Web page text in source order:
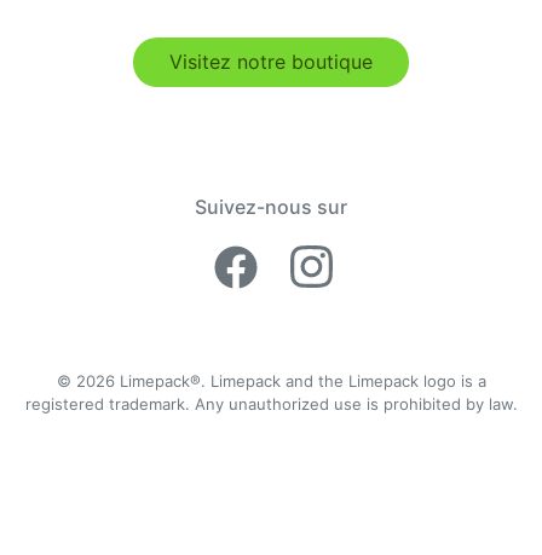
Visitez notre boutique
Suivez-nous sur
Facebook
Instagram
© 2026 Limepack®. Limepack and the Limepack logo is a
registered trademark. Any unauthorized use is prohibited by law.